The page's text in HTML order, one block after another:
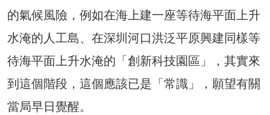
的氣候風險，例如在海上建一座等待海平面上升
水淹的人工島、在深圳河口洪泛平原興建同樣等
待海平面上升水淹的「創新科技園區」，其實來
到這個階段，這個應該已是「常識」，願望有關
當局早日覺醒。